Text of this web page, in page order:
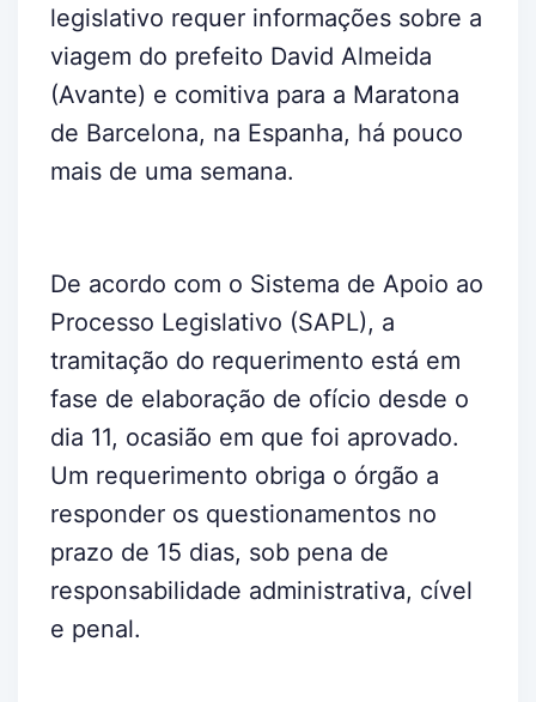
legislativo requer informações sobre a
viagem do prefeito David Almeida
(Avante) e comitiva para a Maratona
de Barcelona, na Espanha, há pouco
mais de uma semana.
De acordo com o Sistema de Apoio ao
Processo Legislativo (SAPL), a
tramitação do requerimento está em
fase de elaboração de ofício desde o
dia 11, ocasião em que foi aprovado.
Um requerimento obriga o órgão a
responder os questionamentos no
prazo de 15 dias, sob pena de
responsabilidade administrativa, cível
e penal.